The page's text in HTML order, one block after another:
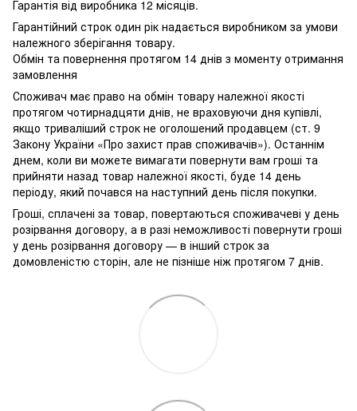
Гарантія від виробника 12 місяців.
Гарантійний строк один рік надається виробником за умови
належного зберігання товару.
Обмін та повернення протягом 14 днів з моменту отримання
замовлення
Споживач має право на обмін товару належної якості
протягом чотирнадцяти днів, не враховуючи дня купівлі,
якщо триваліший строк не оголошений продавцем (ст. 9
Закону України «Про захист прав споживачів»). Останнім
днем, коли ви можете вимагати повернути вам гроші та
прийняти назад товар належної якості, буде 14 день
періоду, який почався на наступний день після покупки.
Гроші, сплачені за товар, повертаються споживачеві у день
розірвання договору, а в разі неможливості повернути гроші
у день розірвання договору — в інший строк за
домовленістю сторін, але не пізніше ніж протягом 7 днів.